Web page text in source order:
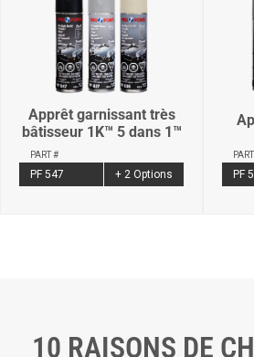
Apprêt garnissant très
bâtisseur 1K™ 5 dans 1™
PART #
PF 547 + 2 Options PF
10 RAISONS DE